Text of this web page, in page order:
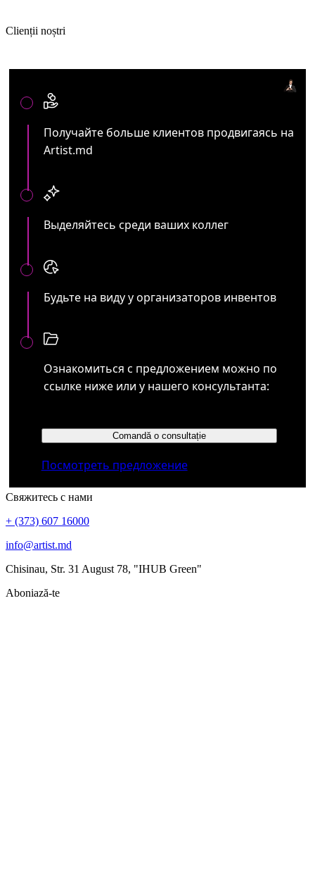
Clienții noștri
Получайте больше клиентов продвигаясь на
Artist.md
Выделяйтесь среди ваших коллег
Будьте на виду у организаторов инвентов
Ознакомиться с предложением можно по
ссылке ниже или у нашего консультанта:
Comandă o consultație
Посмотреть предложение
Свяжитесь с нами
+ (373) 607 16000
info@artist.md
Chisinau, Str. 31 August 78, "IHUB Green"
Aboniază-te